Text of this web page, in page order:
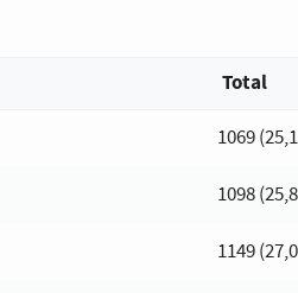
Total
1069
1098
1149